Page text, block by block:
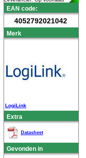
EAN code:
4052792021042
Merk
LogiLink
Extra
Datasheet
Gevonden in